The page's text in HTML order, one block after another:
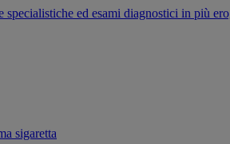
ed esami diagnostici in più